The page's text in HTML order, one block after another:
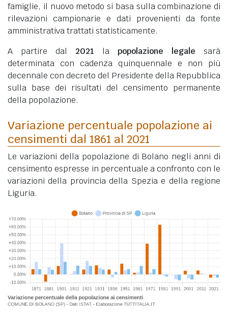
famiglie, il nuovo metodo si basa sulla combinazione di
rilevazioni campionarie e dati provenienti da fonte
amministrativa trattati statisticamente.
A partire dal 2021 la popolazione legale sarà
determinata con cadenza quinquennale e non più
decennale con decreto del Presidente della Repubblica
sulla base dei risultati del censimento permanente
della popolazione.
Variazione percentuale popolazione ai
censimenti dal 1861 al 2021
Le variazioni della popolazione di Bolano negli anni di
censimento espresse in percentuale a confronto con le
variazioni della provincia della Spezia e della regione
Liguria.